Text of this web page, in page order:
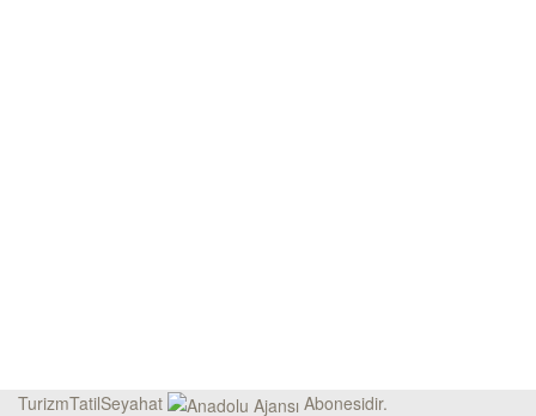
TurizmTatilSeyahat
Abonesidir.